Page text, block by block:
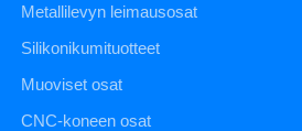
Metallilevyn leimausosat
Silikonikumituotteet
Muoviset osat
CNC-koneen osat